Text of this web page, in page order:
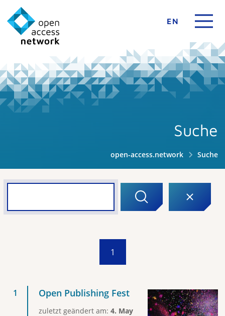
EN
Suche
open-access.network Suche
1
Open Publishing Fest
zuletzt geändert am: 4. May